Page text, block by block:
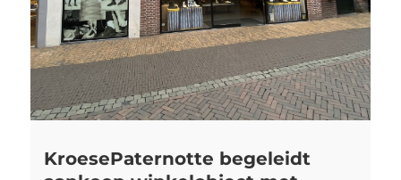
KroesePaternotte begeleidt